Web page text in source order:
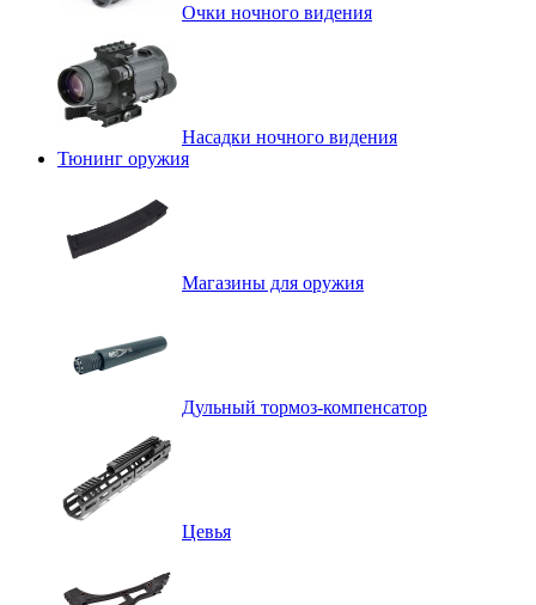
Очки ночного видения
Насадки ночного видения
Тюнинг оружия
Магазины для оружия
Дульный тормоз-компенсатор
Цевья